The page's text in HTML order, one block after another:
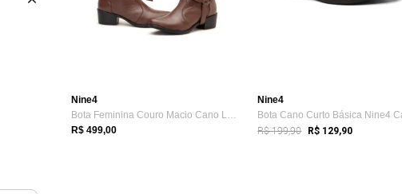
Nine4
Bota Feminina Couro Macio Cano Longo e ...
R$ 499,00
Nine4
R$ 199,90 R$ 129,90